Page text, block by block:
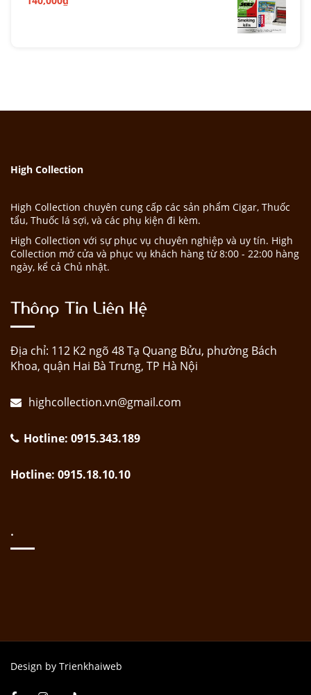
High Collection
High Collection chuyên cung cấp các sản phẩm Cigar, Thuốc
tẩu, Thuốc lá sợi, và các phụ kiện đi kèm.
High Collection với sự phục vụ chuyên nghiệp và uy tín. High
Collection mở cửa và phục vụ khách hàng từ 8:00 - 22:00 hàng
ngày, kể cả Chủ nhật.
Thông Tin Liên Hệ
Địa chỉ: 112 K2 ngõ 48 Tạ Quang Bửu, phường Bách
Khoa, quận Hai Bà Trưng, TP Hà Nội
highcollection.vn@gmail.com
Hotline: 0915.343.189
Hotline: 0915.18.10.10
.
Design by Trienkhaiweb